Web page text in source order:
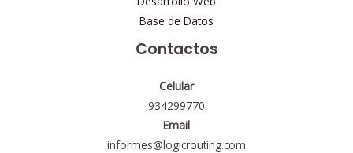
Base de Datos
Contactos
Celular
934299770
Email
informes@logicrouting.com